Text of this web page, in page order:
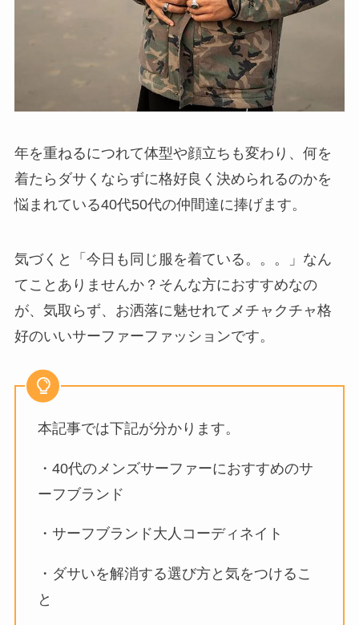
年を重ねるにつれて体型や顔立ちも変わり、何を
着たらダサくならずに格好良く決められるのかを
悩まれている40代50代の仲間達に捧げます。
気づくと「今日も同じ服を着ている。。。」なん
てことありませんか？そんな方におすすめなの
が、気取らず、お洒落に魅せれてメチャクチャ格
好のいいサーファーファッションです。
本記事では下記が分かります。
・40代のメンズサーファーにおすすめのサ
ーフブランド
・サーフブランド大人コーディネイト
・ダサいを解消する選び方と気をつけるこ
と